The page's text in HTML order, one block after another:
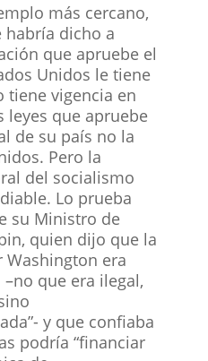
más cercano,
habría dicho a
que apruebe el
Unidos le tiene
tiene vigencia en
leyes que apruebe
de su país no la
Pero la
del socialismo
Lo prueba
su Ministro de
quien dijo que la
era
que era ilegal,
y que confiaba
podría “financiar